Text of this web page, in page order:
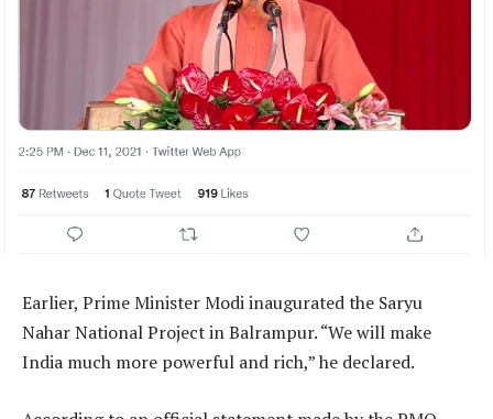
Earlier, Prime Minister Modi inaugurated the Saryu
Nahar National Project in Balrampur. “We will make
India much more powerful and rich,” he declared.